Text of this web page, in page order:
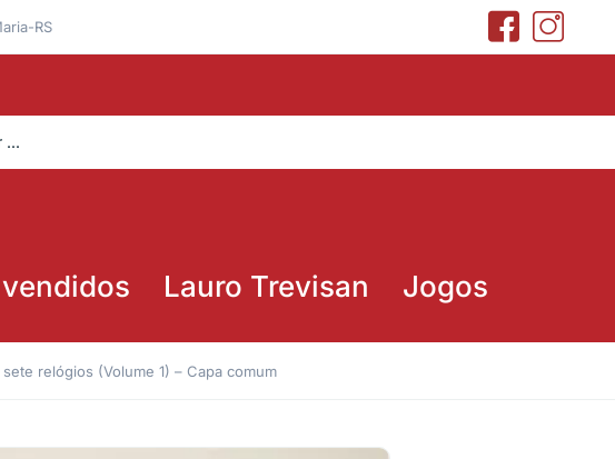
RS
Lauro Trevisan Jogos
sete relógios (Volume 1) – Capa comum